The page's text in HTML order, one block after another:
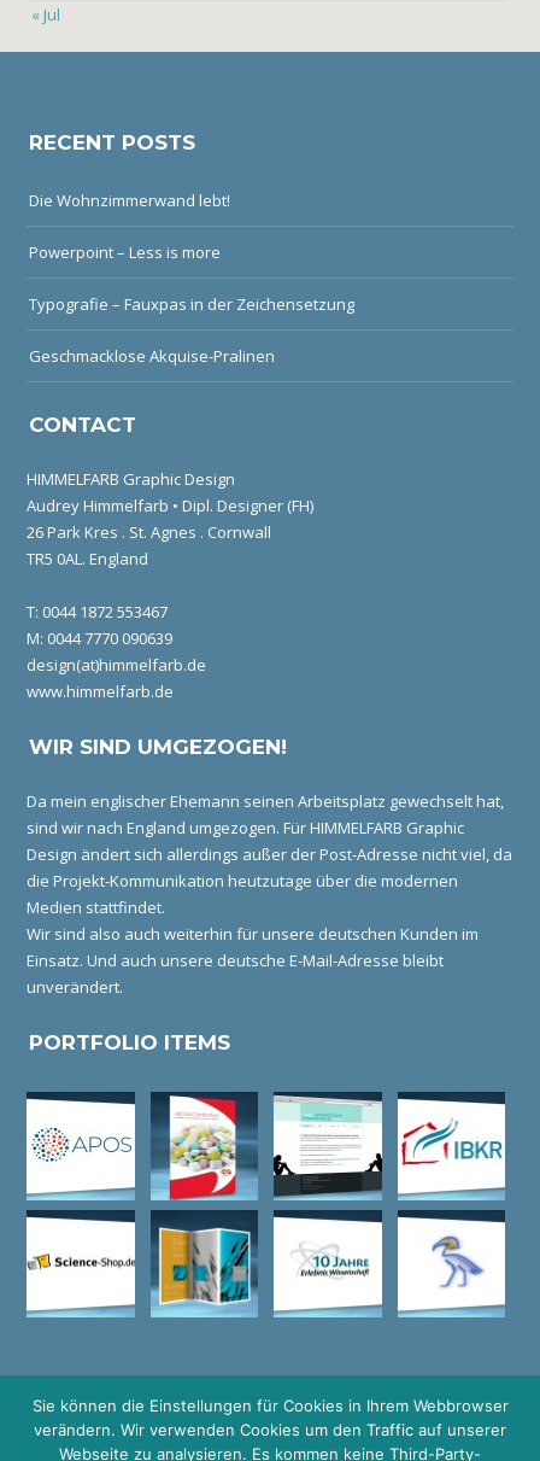
« Jul
RECENT POSTS
Die Wohnzimmerwand lebt!
Powerpoint – Less is more
Typografie – Fauxpas in der Zeichensetzung
Geschmacklose Akquise-Pralinen
CONTACT
HIMMELFARB Graphic Design
Audrey Himmelfarb • Dipl. Designer (FH)
26 Park Kres . St. Agnes . Cornwall
TR5 0AL. England
T: 0044 1872 553467
M: 0044 7770 090639
design(at)himmelfarb.de
www.himmelfarb.de
WIR SIND UMGEZOGEN!
Da mein englischer Ehemann seinen Arbeitsplatz gewechselt hat,
sind wir nach England umgezogen. Für HIMMELFARB Graphic
Design ändert sich allerdings außer der Post-Adresse nicht viel, da
die Projekt-Kommunikation heutzutage über die modernen
Medien stattfindet.
Wir sind also auch weiterhin für unsere deutschen Kunden im
Einsatz. Und auch unsere deutsche E-Mail-Adresse bleibt
unverändert.
PORTFOLIO ITEMS
© COPYRIGHT GRAFIKDESIGN I HEIDELBERG I LOGO DESIGN I
Sie können die Einstellungen für Cookies in Ihrem Webbrowser
verändern. Wir verwenden Cookies um den Traffic auf unserer
Webseite zu analysieren. Es kommen keine Third-Party-